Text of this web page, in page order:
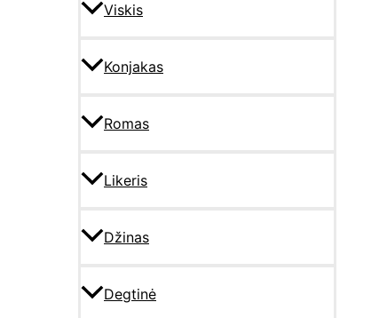
Viskis
Konjakas
Romas
Likeris
Džinas
Degtinė